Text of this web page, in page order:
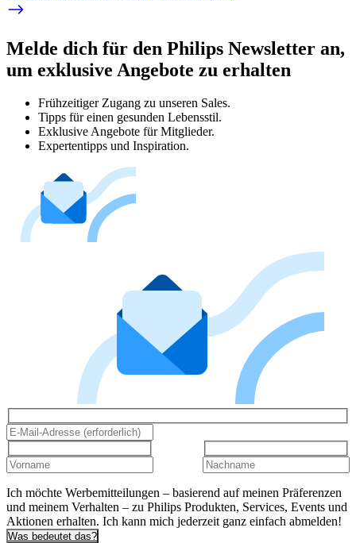
Melde dich für den Philips Newsletter an,
um exklusive Angebote zu erhalten
Frühzeitiger Zugang zu unseren Sales.
Tipps für einen gesunden Lebensstil.
Exklusive Angebote für Mitglieder.
Expertentipps und Inspiration.
Ich möchte Werbemitteilungen – basierend auf meinen Präferenzen
und meinem Verhalten – zu Philips Produkten, Services, Events und
Aktionen erhalten. Ich kann mich jederzeit ganz einfach abmelden!
Was bedeutet das?